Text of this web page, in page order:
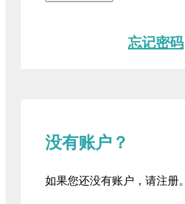
忘记密码
没有账户？
如果您还没有账户，请注册。